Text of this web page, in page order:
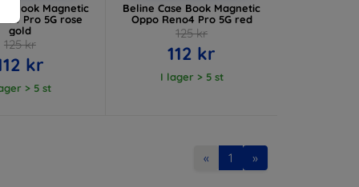
Book Magnetic
Pro 5G rose
gold
125 kr
kr
> 5 st
Beline Case Book Magnetic
Oppo Reno4 Pro 5G red
125 kr
112 kr
I lager > 5 st
« 1 »